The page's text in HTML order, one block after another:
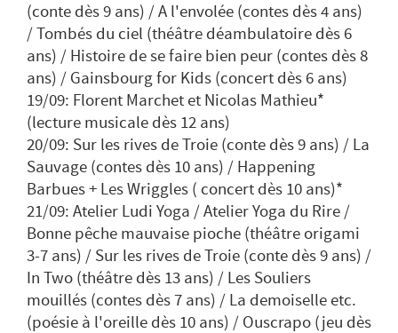
(conte dès 9 ans) / A l'envolée (contes dès 4 ans)
/ Tombés du ciel (théâtre déambulatoire dès 6
ans) / Histoire de se faire bien peur (contes dès 8
ans) / Gainsbourg for Kids (concert dès 6 ans)
19/09: Florent Marchet et Nicolas Mathieu*
(lecture musicale dès 12 ans)
20/09: Sur les rives de Troie (conte dès 9 ans) / La
Sauvage (contes dès 10 ans) / Happening
Barbues + Les Wriggles ( concert dès 10 ans)*
21/09: Atelier Ludi Yoga / Atelier Yoga du Rire /
Bonne pêche mauvaise pioche (théâtre origami
3-7 ans) / Sur les rives de Troie (conte dès 9 ans) /
In Two (théâtre dès 13 ans) / Les Souliers
mouillés (contes dès 7 ans) / La demoiselle etc.
(poésie à l'oreille dès 10 ans) / Ouscrapo (jeu dès